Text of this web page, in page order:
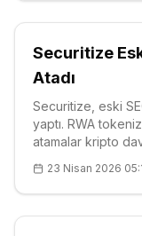
Securitize
Atadı
Securitize, eski
yaptı. RWA
atamalar kripto
23 Nisan 2026